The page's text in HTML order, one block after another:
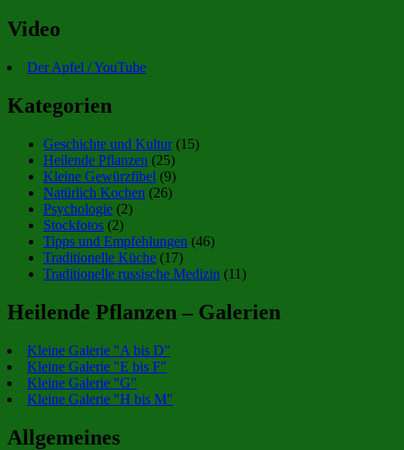
Video
Der Apfel / YouTube
Kategorien
Geschichte und Kultur(15)
Heilende Pflanzen (25)
Kleine Gewürzfibel (9)
Natürlich Kochen (26)
Psychologie (2)
Stockfotos (2)
Tipps und Empfehlungen (46)
Traditionelle Küche (17)
Traditionelle russische Medizin (11)
Heilende Pflanzen – Galerien
Kleine Galerie "A bis D"
Kleine Galerie "E bis F"
Kleine Galerie "G"
Kleine Galerie "H bis M"
Allgemeines